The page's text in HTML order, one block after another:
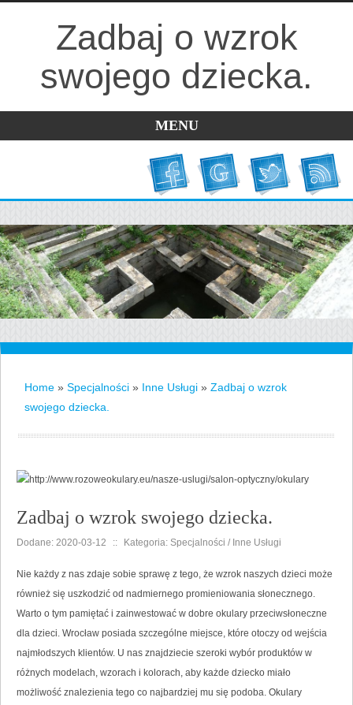
Zadbaj o wzrok
swojego dziecka.
MENU
Home » Specjalności » Inne Usługi » Zadbaj o wzrok
swojego dziecka.
Zadbaj o wzrok swojego dziecka.
Dodane: 2020-03-12 :: Kategoria: Specjalności / Inne Usługi
Nie każdy z nas zdaje sobie sprawę z tego, że wzrok naszych dzieci może
również się uszkodzić od nadmiernego promieniowania słonecznego.
Warto o tym pamiętać i zainwestować w dobre okulary przeciwsłoneczne
dla dzieci. Wrocław posiada szczególne miejsce, które otoczy od wejścia
najmłodszych klientów. U nas znajdziecie szeroki wybór produktów w
różnych modelach, wzorach i kolorach, aby każde dziecko miało
możliwość znalezienia tego co najbardziej mu się podoba. Okulary